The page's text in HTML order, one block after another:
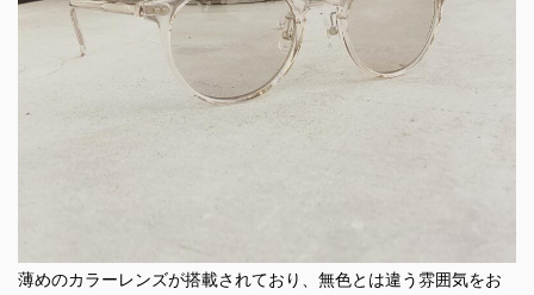
薄めのカラーレンズが搭載されており、無色とは違う雰囲気をお